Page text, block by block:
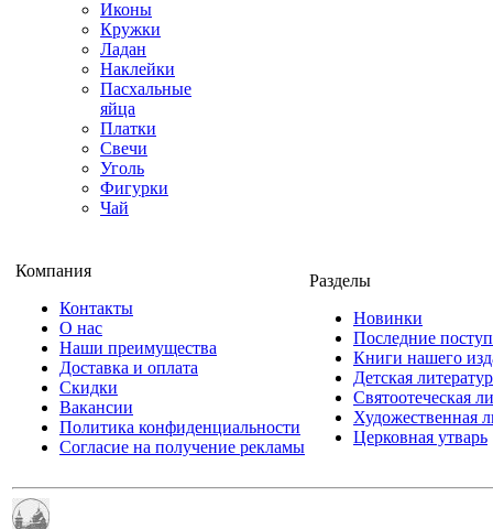
Иконы
Кружки
Ладан
Наклейки
Пасхальные
яйца
Платки
Свечи
Уголь
Фигурки
Чай
Компания
Контакты
О нас
Наши преимущества
Доставка и оплата
Скидки
Вакансии
Политика конфиденциальности
Согласие на получение рекламы
Разделы
Новинки
Последние
Книги нашего
Детская
Святоотеческая
Художественная
Церковная утварь